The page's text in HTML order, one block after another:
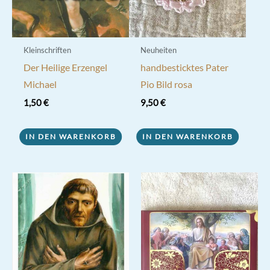
Kleinschriften
Der Heilige Erzengel
Michael
1,50€
IN DEN WARENKORB
Neuheiten
handbesticktes Pater
Pio Bild rosa
9,50€
IN DEN WARENKORB